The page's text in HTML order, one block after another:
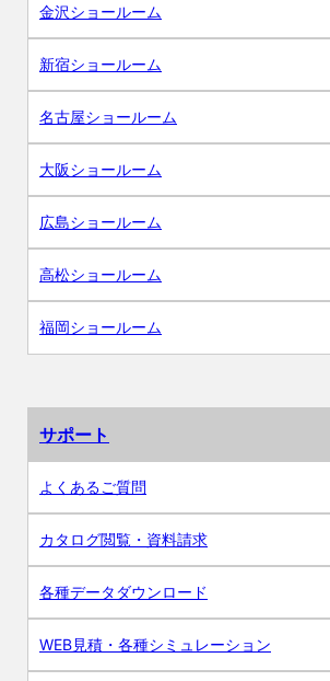
金沢ショールーム
新宿ショールーム
名古屋ショールーム
大阪ショールーム
広島ショールーム
高松ショールーム
福岡ショールーム
サポート
よくあるご質問
カタログ閲覧・資料請求
各種データダウンロード
WEB見積・各種シミュレーション